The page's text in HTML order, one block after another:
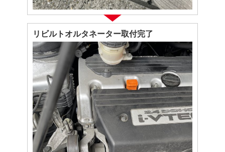
リビルトオルタネーター取付完了